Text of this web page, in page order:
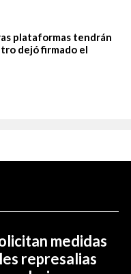
plataformas tendrán
dejó firmado el
medidas
represalias